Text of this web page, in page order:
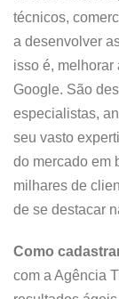
técnicos,
a desenvolver
isso é, melhorar
Google. São
especialistas,
seu vasto
do mercado em
milhares de
de se destacar
Como
com a Agência